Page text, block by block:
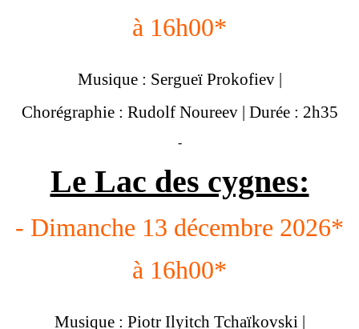
à 16h00*
Musique : Sergueï Prokofiev |
Chorégraphie : Rudolf Noureev | Durée : 2h35
-
Le Lac des cygnes:
- Dimanche 13 décembre 2026*
à 16h00*
Musique : Piotr Ilyitch Tchaïkovski |